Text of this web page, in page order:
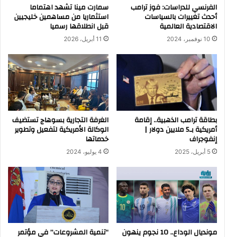
الفرنسي للدراسات: فوز ترامب
أحدث تغييرات بالسياسات
الاقتصادية العالمية
10 نوفمبر، 2024
سمارت مينا تشهد اهتماما
استثماريا من مساهمين خليجيين
قبل انطلاقها رسميا
11 أبريل، 2026
بطاقة ترامب الذهبية.. إقامة
أمريكية بـ5 ملايين دولار |
إنفوجراف
5 أبريل، 2025
الغرفة التجارية بسوهاج تستضيف
الوكالة الأمريكية لتفعيل وتطوير
خدماتها
4 يوليو، 2024
مونديال الوداع.. 10 نجوم ينهون “تنمية المشروعات” في مؤتمر